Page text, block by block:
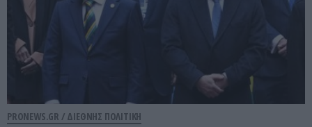
PRONEWS.GR / ΔΙΕΘΝΗΣ ΠΟΛΙΤΙΚΗ